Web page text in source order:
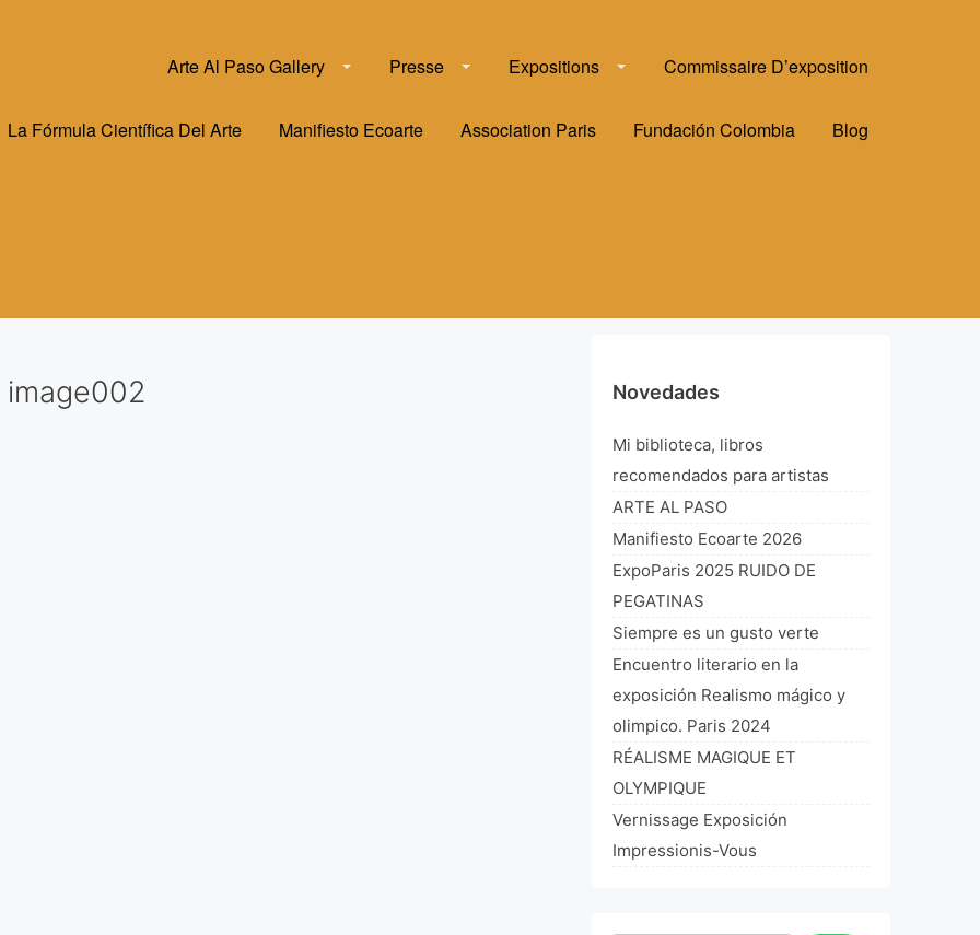
Arte Al Paso Gallery Presse Expositions Commissaire D’exposition
La Fórmula Científica Del Arte Manifiesto Ecoarte Association Paris Fundación Colombia Blog
image002 Novedades
Mi biblioteca, libros
recomendados para artistas
ARTE AL PASO
Manifiesto Ecoarte 2026
ExpoParis 2025 RUIDO DE
PEGATINAS
Siempre es un gusto verte
Encuentro literario en la
exposición Realismo mágico y
olimpico. Paris 2024
RÉALISME MAGIQUE ET
OLYMPIQUE
Vernissage Exposición
Impressionis-Vous